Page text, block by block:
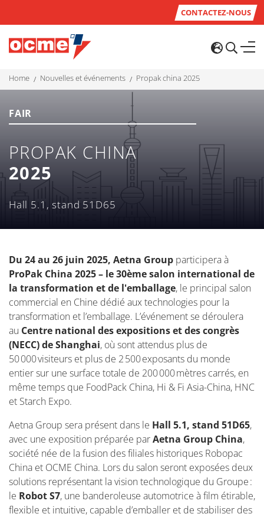
CONTACTEZ-NOUS
home nouvelles et événements propak china 2025
FAIR
PROPAK CHINA
2025
Hall 5.1, stand 51D65
Du 24 au 26 juin 2025, Aetna Group participera à
ProPak China 2025 – le 30ème salon international de
la transformation et de l'emballage, le principal salon
commercial en Chine dédié aux technologies pour la
transformation et l’emballage. L’événement se déroulera
au Centre national des expositions et des congrès
(NECC) de Shanghai, où sont attendus plus de
50 000 visiteurs et plus de 2 500 exposants du monde
entier sur une surface totale de 200 000 mètres carrés, en
même temps que FoodPack China, Hi & Fi Asia-China, HNC
et Starch Expo.
Aetna Group sera présent dans le Hall 5.1, stand 51D65,
avec une exposition préparée parAetna Group China,
société née de la fusion des filiales historiques Robopac
China et OCME China. Lors du salon seront exposées deux
solutions représentant la vision technologique du Groupe :
le Robot S7, une banderoleuse automotrice à film étirable,
flexible et intuitive, capable d’emballer et de stabiliser des